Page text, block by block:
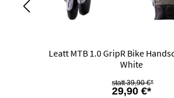
Leatt MTB 1.0 GripR Bike
White
29,90 €*
39,90 €*